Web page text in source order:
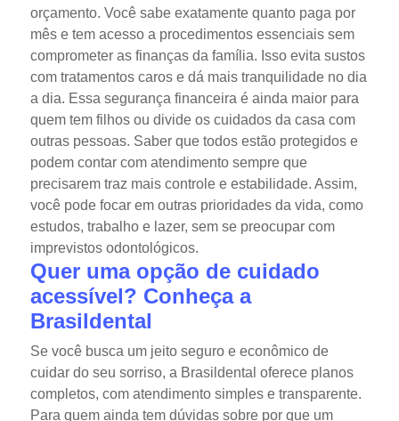
orçamento. Você sabe exatamente quanto paga por
mês e tem acesso a procedimentos essenciais sem
comprometer as finanças da família. Isso evita sustos
com tratamentos caros e dá mais tranquilidade no dia
a dia. Essa segurança financeira é ainda maior para
quem tem filhos ou divide os cuidados da casa com
outras pessoas. Saber que todos estão protegidos e
podem contar com atendimento sempre que
precisarem traz mais controle e estabilidade. Assim,
você pode focar em outras prioridades da vida, como
estudos, trabalho e lazer, sem se preocupar com
imprevistos odontológicos.
Quer uma opção de cuidado
acessível? Conheça a
Brasildental
Se você busca um jeito seguro e econômico de
cuidar do seu sorriso, a Brasildental oferece planos
completos, com atendimento simples e transparente.
Para quem ainda tem dúvidas sobre por que um